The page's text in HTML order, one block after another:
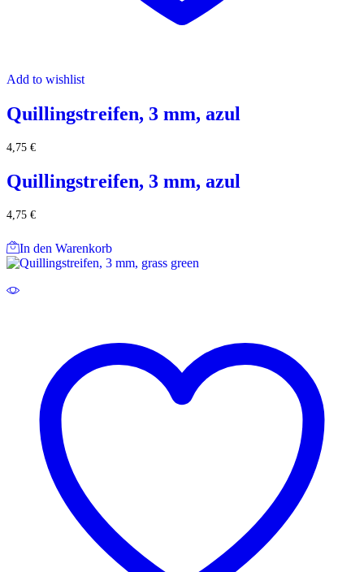
Add to wishlist
Quillingstreifen, 3 mm, azul
4,75 €
Quillingstreifen, 3 mm, azul
4,75 €
In den Warenkorb